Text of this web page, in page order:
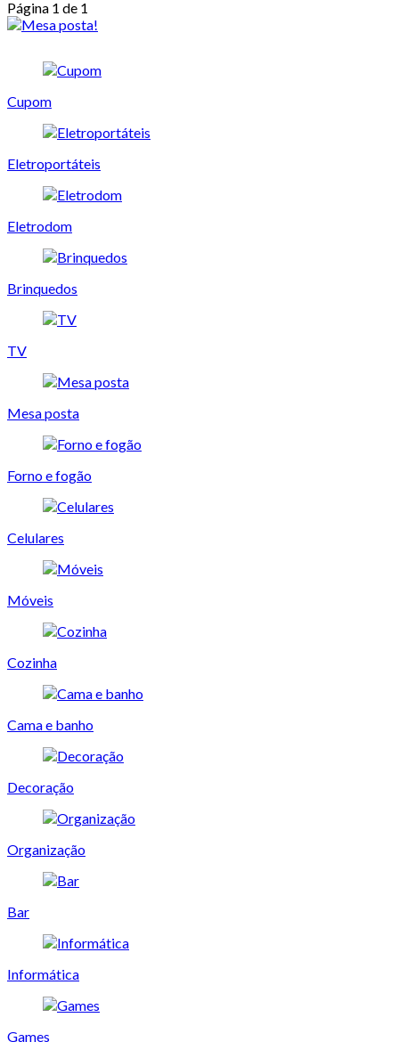
Página 1 de 1
Cupom
Eletroportáteis
Eletrodom
Brinquedos
TV
Mesa posta
Forno e fogão
Celulares
Móveis
Cozinha
Cama e banho
Decoração
Organização
Bar
Informática
Games